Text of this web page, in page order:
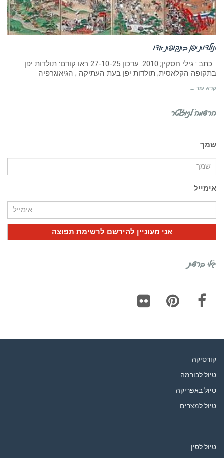
תולדות יפן בתקופת אדו
כתב : גילי חסקין; 2010. עדכון 27-10-25 ראו קודם: תולדות יפן
בתקופה הקלאסית; תולדות יפן בעת העתיקה ; הגיאוגרפיה
קרא עוד ←
הרשמה לניוזלטר
שמך
אימייל
גילי ברשת
קורסיקה
טיול לבורמה
טיול באפריקה
טיול למצרים
טיול לסין